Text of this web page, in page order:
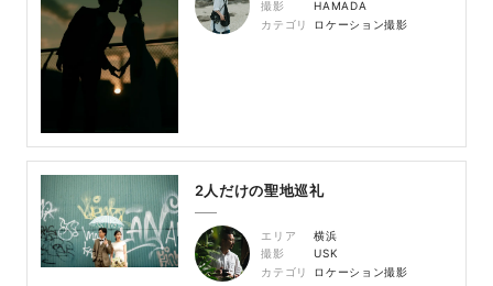
撮影
HAMADA
カテゴリ
ロケーション撮影
2人だけの聖地巡礼
エリア
横浜
撮影
USK
カテゴリ
ロケーション撮影